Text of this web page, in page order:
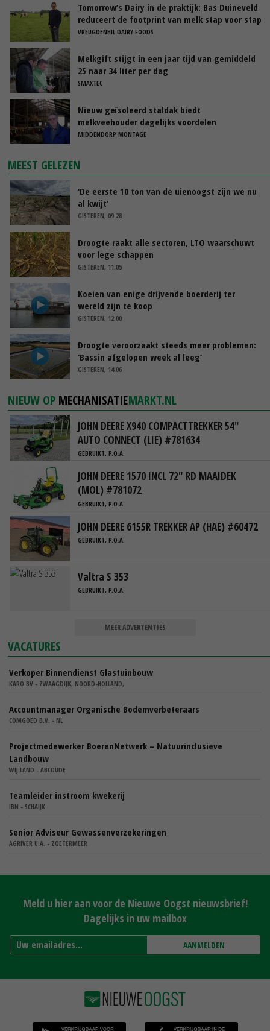
Tomorrow’s Dairy in de praktijk: Bas Duineveld
reduceert de footprint van melk stap voor stap
VREUGDENHIL DAIRY FOODS
Melkgift stijgt in een jaar tijd van gemiddeld
25 naar 34 liter per dag
SMAXTEC
Nieuw geïsoleerd staldak biedt
melkveehouder dagelijks voordelen
MIDDENDORP MONTAGE
MEEST GELEZEN
‘De eerste 10 ton van de uienoogst zijn we nu
al kwijt’
GISTEREN, 09:28
Droogte raakt alle sectoren, LTO waarschuwt
voor lege schappen
GISTEREN, 11:05
Koeien van enige drijvende boerderij ter
wereld zijn te koop
GISTEREN, 12:00
Droogte veroorzaakt steeds meer problemen:
‘Bassin afgelopen week al leeg’
GISTEREN, 14:06
NIEUW OP MECHANISATIEMARKT.NL
JOHN DEERE X940 COMPACTTREKKER 54"
AUTO CONNECT (LIE) #781634
GEBRUIKT, P.O.A.
JOHN DEERE 1570 INCL 72" RD MAAIDEK
(MOL) #781072
GEBRUIKT, P.O.A.
JOHN DEERE 6155R TREKKER AP (HAE) #60472
GEBRUIKT, P.O.A.
Valtra S 353
GEBRUIKT, P.O.A.
MEER ADVERTENTIES
VACATURES
Verkoper Binnendienst Glastuinbouw
KARO BV - ZWAAGDIJK, NOORD-HOLLAND,
Accountmanager Organische Bodemverbeteraars
COMGOED B.V. - NL
Projectmedewerker BoerenNetwerk – Natuurinclusieve
Landbouw
WIJ.LAND - ABCOUDE
Teamleider instroom kwekerij
IBN - SCHAIJK
Senior Adviseur Gewassenverzekeringen
AGRIVER U.A. - ZOETERMEER
Meld u hier aan voor de Nieuwe Oogst nieuwsbrief!
Dagelijks in uw mailbox
AANMELDEN